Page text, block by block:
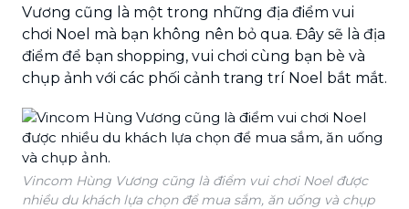
Vương cũng là một trong những địa điểm vui
chơi Noel mà bạn không nên bỏ qua. Đây sẽ là địa
điểm để bạn shopping, vui chơi cùng bạn bè và
chụp ảnh với các phối cảnh trang trí Noel bắt mắt.
Vincom Hùng Vương cũng là điểm vui chơi Noel được
nhiều du khách lựa chọn để mua sắm, ăn uống và chụp